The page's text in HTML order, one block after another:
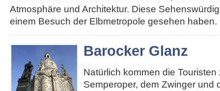
Atmosphäre und Architektur. Diese
einem Besuch der Elbmetropole gesehen haben.
Barocker Glanz
Natürlich kommen die
Semperoper, dem Zwinger und